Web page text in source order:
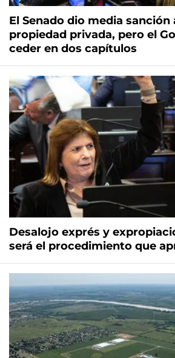
El Senado dio media sanción
propiedad privada, pero el
ceder en dos capítulos
Desalojo exprés y
será el procedimiento que